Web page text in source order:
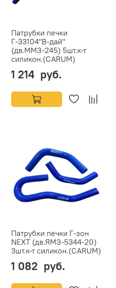
Патрубки печки
Г-33104"В-дай"
(дв.ММЗ-245) 5шт.к-т
силикон.(CARUM)
1 214 руб.
Патрубки печки Г-зон
NEXT (дв.ЯМЗ-5344-20)
3шт.к-т силикон.(CARUM)
1 082 руб.